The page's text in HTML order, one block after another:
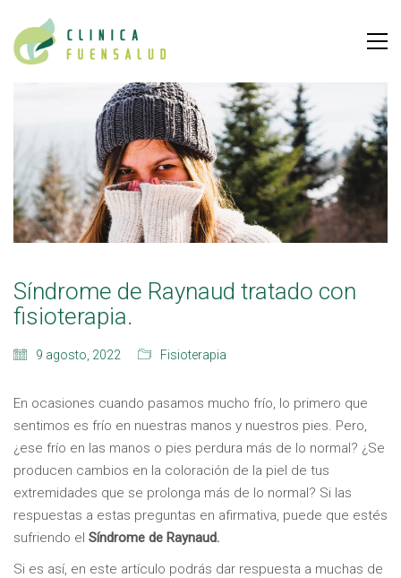
Síndrome de Raynaud tratado con
fisioterapia.
9 agosto, 2022 Fisioterapia
En ocasiones cuando pasamos mucho frío, lo primero que
sentimos es frío en nuestras manos y nuestros pies. Pero,
¿ese frío en las manos o pies perdura más de lo normal? ¿Se
producen cambios en la coloración de la piel de tus
extremidades que se prolonga más de lo normal? Si las
respuestas a estas preguntas en afirmativa, puede que estés
sufriendo el Síndrome de Raynaud.
Si es así, en este artículo podrás dar respuesta a muchas de